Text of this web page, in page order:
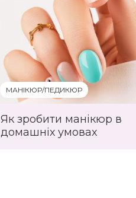
МАНІКЮР/ПЕДИКЮР
Як зробити манікюр в
домашніх умовах